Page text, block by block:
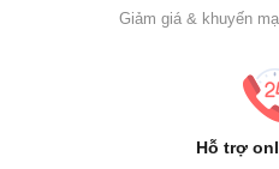
Giảm giá & khuyến
Hỗ trợ